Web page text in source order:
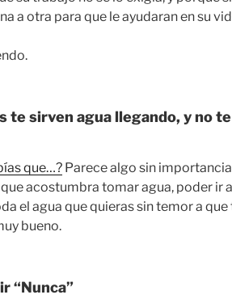
a otra para que le ayudaran en su
te sirven agua llegando, y no
que…? Parece algo sin
acostumbra tomar agua, poder ir a
el agua que quieras sin temor a que
bueno.
“Nunca”